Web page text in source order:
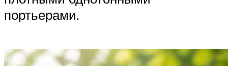
портьерами.